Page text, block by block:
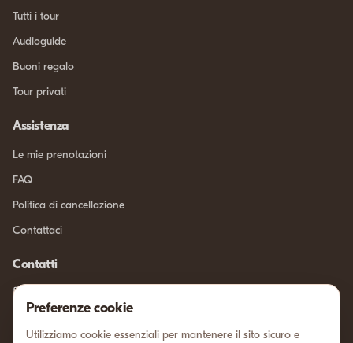
Tutti i tour
Audioguide
Buoni regalo
Tour privati
Assistenza
Le mie prenotazioni
FAQ
Politica di cancellazione
Contattaci
Contatti
Chatta su WhatsApp
Preferenze cookie
Utilizziamo cookie essenziali per mantenere il sito sicuro e